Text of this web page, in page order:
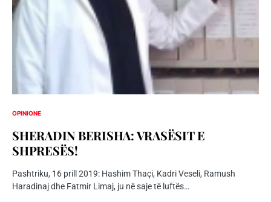
OPINIONE
SHERADIN BERISHA: VRASËSIT E
SHPRESËS!
Pashtriku, 16 prill 2019: Hashim Thaçi, Kadri Veseli, Ramush
Haradinaj dhe Fatmir Limaj, ju në saje të luftës…